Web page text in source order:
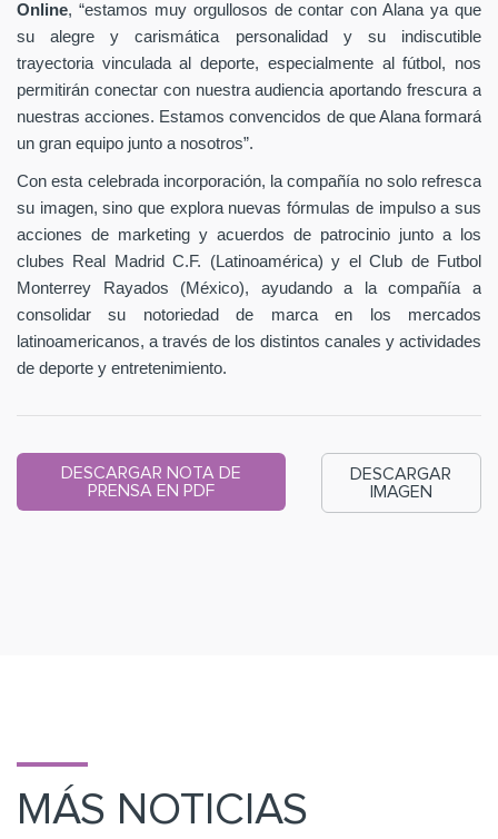
Online, “estamos muy orgullosos de contar con Alana ya que
su alegre y carismática personalidad y su indiscutible
trayectoria vinculada al deporte, especialmente al fútbol, nos
permitirán conectar con nuestra audiencia aportando frescura a
nuestras acciones. Estamos convencidos de que Alana formará
un gran equipo junto a nosotros”.
Con esta celebrada incorporación, la compañía no solo refresca
su imagen, sino que explora nuevas fórmulas de impulso a sus
acciones de marketing y acuerdos de patrocinio junto a los
clubes Real Madrid C.F. (Latinoamérica) y el Club de Futbol
Monterrey Rayados (México), ayudando a la compañía a
consolidar su notoriedad de marca en los mercados
latinoamericanos, a través de los distintos canales y actividades
de deporte y entretenimiento.
DESCARGAR NOTA DE
PRENSA EN PDF
DESCARGAR
IMAGEN
MÁS NOTICIAS